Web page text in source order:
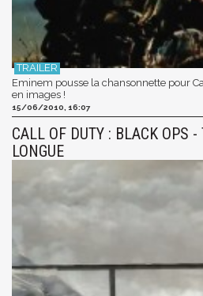
Eminem pousse la chansonnette pour
en images !
15/06/2010, 16:07
CALL OF DUTY : BLACK OPS -
LONGUE